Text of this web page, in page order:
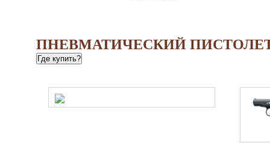
ПНЕВМАТИЧЕСКИЙ ПИСТОЛЕТ